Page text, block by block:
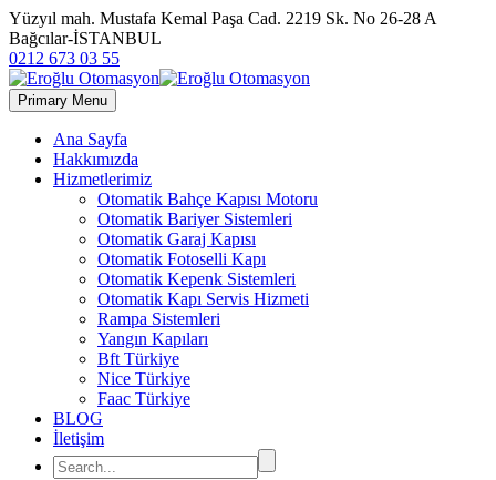
Yüzyıl mah. Mustafa Kemal Paşa Cad. 2219 Sk. No 26-28 A
Bağcılar-İSTANBUL
0212 673 03 55
Primary Menu
Ana Sayfa
Hakkımızda
Hizmetlerimiz
Otomatik Bahçe Kapısı Motoru
Otomatik Bariyer Sistemleri
Otomatik Garaj Kapısı
Otomatik Fotoselli Kapı
Otomatik Kepenk Sistemleri
Otomatik Kapı Servis Hizmeti
Rampa Sistemleri
Yangın Kapıları
Bft Türkiye
Nice Türkiye
Faac Türkiye
BLOG
İletişim